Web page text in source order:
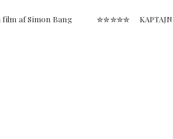
en film af Simon Bang ✮✮✮✮✮